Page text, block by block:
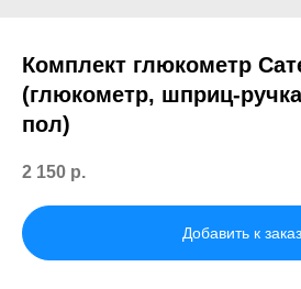
Комплект глюкометр
(глюкометр, шприц-
пол)
2 150 р.
Добавить к